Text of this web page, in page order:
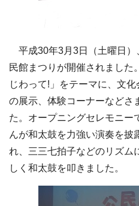
平成30年3月3日（土曜日）
民館まつりが開催されました
じわって!」をテーマに、文
の展示、体験コーナーなどさ
た。オープニングセレモニー
んが和太鼓を力強い演奏を披
れ、三三七拍子などのリズム
しく和太鼓を叩きました。